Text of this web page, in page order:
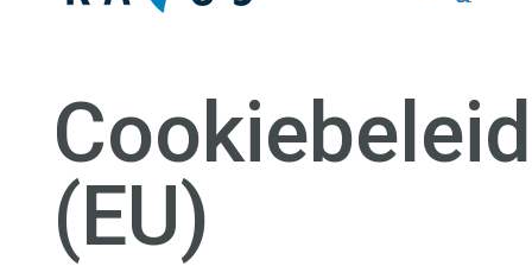
Cookiebeleid
(EU)